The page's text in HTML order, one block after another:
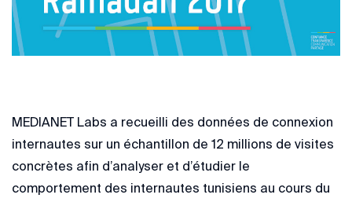
MEDIANET Labs a recueilli des données de connexion
internautes sur un échantillon de 12 millions de visites
concrètes afin d’analyser et d’étudier le
comportement des internautes tunisiens au cours du